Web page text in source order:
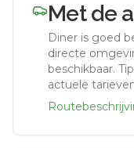
Met de
Diner is goed
directe
beschikbaar.
actuele